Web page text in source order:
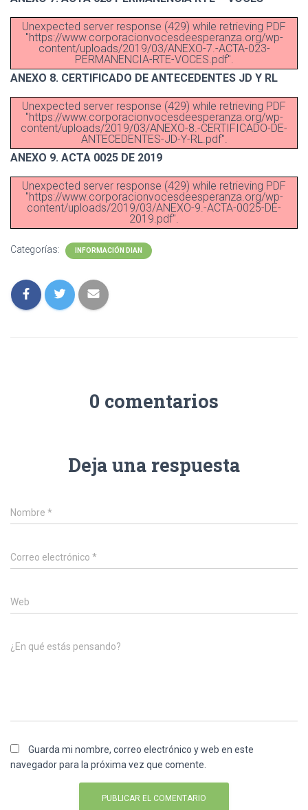
Unexpected server response (429) while retrieving PDF
"https://www.corporacionvocesdeesperanza.org/wp-
content/uploads/2019/03/ANEXO-7.-ACTA-023-
PERMANENCIA-RTE-VOCES.pdf".
ANEXO 8. CERTIFICADO DE ANTECEDENTES JD Y RL
Unexpected server response (429) while retrieving PDF
"https://www.corporacionvocesdeesperanza.org/wp-
content/uploads/2019/03/ANEXO-8.-CERTIFICADO-DE-
ANTECEDENTES-JD-Y-RL.pdf".
ANEXO 9. ACTA 0025 DE 2019
Unexpected server response (429) while retrieving PDF
"https://www.corporacionvocesdeesperanza.org/wp-
content/uploads/2019/03/ANEXO-9.-ACTA-0025-DE-
2019.pdf".
Categorías: INFORMACIÓN DIAN
0 comentarios
Deja una respuesta
Nombre *
Correo electrónico *
Web
¿En qué estás pensando?
Guarda mi nombre, correo electrónico y web en este
navegador para la próxima vez que comente.